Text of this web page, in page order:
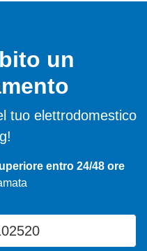
un
tuo elettrodomestico
entro 24/48 ore